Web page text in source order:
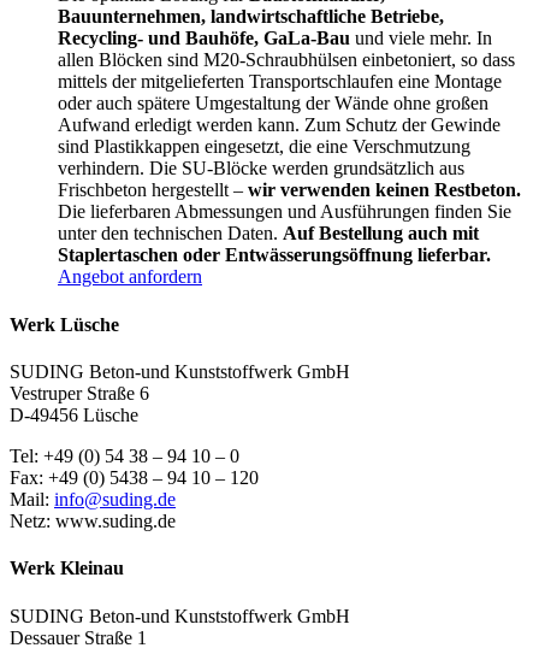
Bauunternehmen, landwirtschaftliche Betriebe,
Recycling- und Bauhöfe, GaLa-Bau und viele mehr. In
allen Blöcken sind M20-Schraubhülsen einbetoniert, so dass
mittels der mitgelieferten Transportschlaufen eine Montage
oder auch spätere Umgestaltung der Wände ohne großen
Aufwand erledigt werden kann. Zum Schutz der Gewinde
sind Plastikkappen eingesetzt, die eine Verschmutzung
verhindern. Die SU-Blöcke werden grundsätzlich aus
Frischbeton hergestellt – wir verwenden keinen Restbeton.
Die lieferbaren Abmessungen und Ausführungen finden Sie
unter den technischen Daten. Auf Bestellung auch mit
Staplertaschen oder Entwässerungsöffnung lieferbar.
Angebot anfordern
Werk Lüsche
SUDING Beton-und Kunststoffwerk GmbH
Vestruper Straße 6
D-49456 Lüsche
Tel: +49 (0) 54 38 – 94 10 – 0
Fax: +49 (0) 5438 – 94 10 – 120
Mail: info@suding.de
Netz: www.suding.de
Werk Kleinau
SUDING Beton-und Kunststoffwerk GmbH
Dessauer Straße 1